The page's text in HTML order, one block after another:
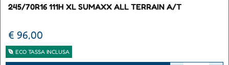
245/70R16 111H XL SUMAXX ALL TERRAIN A/T
€ 96,00
ECO TASSA INCLUSA